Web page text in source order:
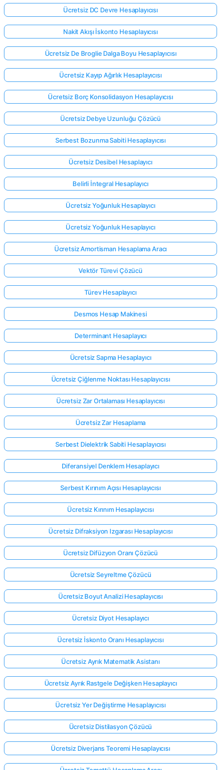
giriş
yap!
Ücretsiz DC Devre Hesaplayıcısı
Nakit Akışı İskonto Hesaplayıcısı
Ücretsiz De Broglie Dalga Boyu Hesaplayıcısı
Ücretsiz Kayıp Ağırlık Hesaplayıcısı
Ücretsiz Borç Konsolidasyon Hesaplayıcısı
Ücretsiz Debye Uzunluğu Çözücü
Serbest Bozunma Sabiti Hesaplayıcısı
Ücretsiz Desibel Hesaplayıcı
Belirli İntegral Hesaplayıcı
Ücretsiz Yoğunluk Hesaplayıcı
Ücretsiz Yoğunluk Hesaplayıcı
Ücretsiz Amortisman Hesaplama Aracı
Vektör Türevi Çözücü
Türev Hesaplayıcı
Desmos Hesap Makinesi
Determinant Hesaplayıcı
Ücretsiz Sapma Hesaplayıcı
Ücretsiz Çiğlenme Noktası Hesaplayıcısı
Ücretsiz Zar Ortalaması Hesaplayıcısı
Ücretsiz Zar Hesaplama
Serbest Dielektrik Sabiti Hesaplayıcısı
Diferansiyel Denklem Hesaplayıcı
Serbest Kırınım Açısı Hesaplayıcısı
Ücretsiz Kırınım Hesaplayıcısı
Ücretsiz Difraksiyon Izgarası Hesaplayıcısı
Ücretsiz Difüzyon Oranı Çözücü
Ücretsiz Seyreltme Çözücü
Ücretsiz Boyut Analizi Hesaplayıcısı
Ücretsiz Diyot Hesaplayıcı
Ücretsiz İskonto Oranı Hesaplayıcısı
Ücretsiz Ayrık Matematik Asistanı
Ücretsiz Ayrık Rastgele Değişken Hesaplayıcı
Ücretsiz Yer Değiştirme Hesaplayıcısı
Ücretsiz Distilasyon Çözücü
Ücretsiz Diverjans Teoremi Hesaplayıcısı